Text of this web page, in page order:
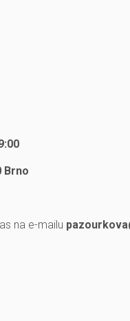
Brno
na e-mailu